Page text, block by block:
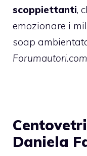
scoppiettanti,
emozionare i
soap
Forumautori.com
Daniela